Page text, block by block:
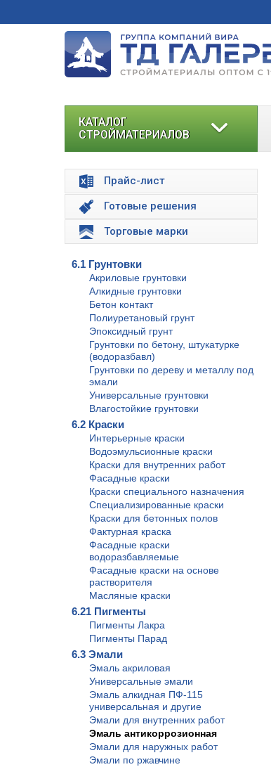
КАТАЛОГ
СТРОЙМАТЕРИАЛОВ
Прайс-лист
Готовые решения
Торговые марки
6.1 Грунтовки
Акриловые грунтовки
Алкидные грунтовки
Бетон контакт
Полиуретановый грунт
Эпоксидный грунт
Грунтовки по бетону, штукатурке
(водоразбавл)
Грунтовки по дереву и металлу под
эмали
Универсальные грунтовки
Влагостойкие грунтовки
6.2 Краски
Интерьерные краски
Водоэмульсионные краски
Краски для внутренних работ
Фасадные краски
Краски специального назначения
Специализированные краски
Краски для бетонных полов
Фактурная краска
Фасадные краски
водоразбавляемые
Фасадные краски на основе
растворителя
Масляные краски
6.21 Пигменты
Пигменты Лакра
Пигменты Парад
6.3 Эмали
Эмаль акриловая
Универсальные эмали
Эмаль алкидная ПФ-115
универсальная и другие
Эмали для внутренних работ
Эмаль антикоррозионная
Эмали для наружных работ
Эмали по ржавчине